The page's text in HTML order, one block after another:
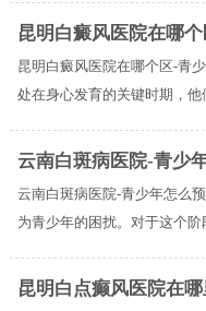
昆明白癜风医院在哪
昆明白癜风医院在哪个区-青
处在身心发育的关键时期，他
云南白斑病医院-青少
云南白斑病医院-青少年怎么
为青少年的困扰。对于这个阶
昆明白点癫风医院在